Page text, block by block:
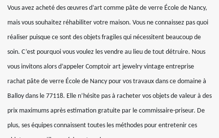
Vous avez acheté des œuvres d’art comme pâte de verre École de Nancy,
mais vous souhaitez réhabiliter votre maison. Vous ne connaissez pas quoi
réaliser puisque ce sont des objets fragiles qui nécessitent beaucoup de
soin. C’est pourquoi vous voulez les vendre au lieu de tout détruire. Nous
vous invitons alors d’appeler Comptoir art jewelry vintage entreprise
rachat pâte de verre École de Nancy pour vos travaux dans ce domaine à
Balloy dans le 77118. Elle n’hésite pas à racheter vos objets de valeur à des
prix maximums après estimation gratuite par le commissaire-priseur. De
plus, ses équipes connaissent toutes les méthodes pour entretenir ces